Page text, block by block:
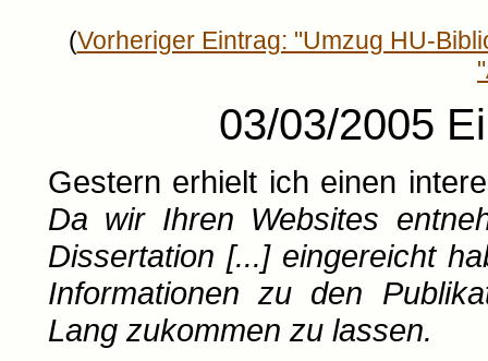
(Vorheriger Eintrag: "Umzug HU-
03/03/2005
Gestern erhielt ich einen
Da wir Ihren Websites
Dissertation [...] eingereicht
Informationen zu den
Lang zukommen zu lassen.